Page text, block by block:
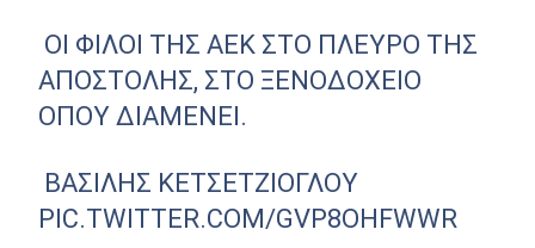
ΟΙ ΦΊΛΟΙ ΤΗΣ ΑΕΚ ΣΤΟ ΠΛΕΥΡΌ ΤΗΣ
ΑΠΟΣΤΟΛΉΣ, ΣΤΟ ΞΕΝΟΔΟΧΕΊΟ
ΌΠΟΥ ΔΙΑΜΈΝΕΙ.
ΒΑΣΊΛΗΣ ΚΕΤΣΕΤΖΊΟΓΛΟΥ
PIC.TWITTER.COM/GVP8OHFWWR